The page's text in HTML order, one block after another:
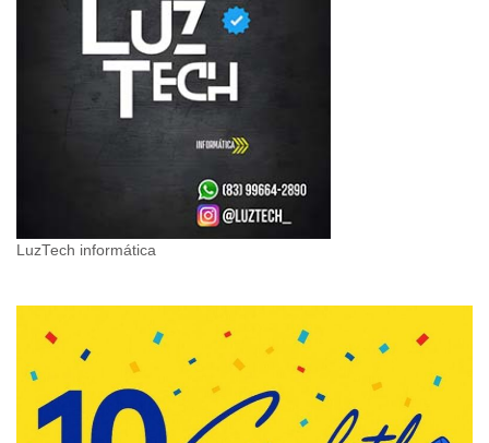
LuzTech informática